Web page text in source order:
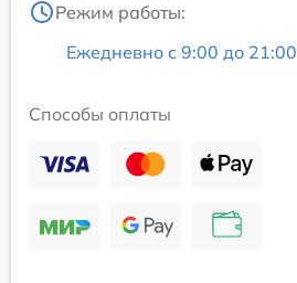
Режим работы:
Ежедневно с 9:00 до 21:00
Способы оплаты